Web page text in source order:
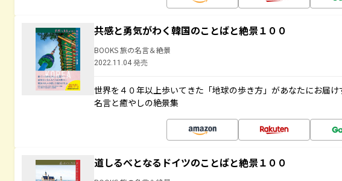
共感と勇気がわく韓国のことばと絶景１００
BOOKS 旅の名言＆絶景
2022.11.04 発売
世界を４０年以上歩いてきた「地球の歩き方」があなたにお届
名言と癒やしの絶景集
道しるべとなるドイツのことばと絶景１００